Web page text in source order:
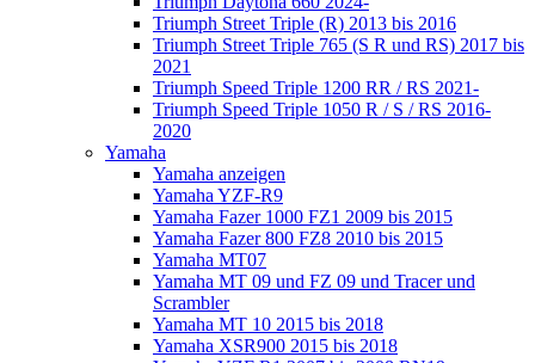
Triumph Street Triple (R) 2013 bis 2016
Triumph Street Triple 765 (S R und RS) 2017 bis
2021
Triumph Speed Triple 1200 RR / RS 2021-
Triumph Speed Triple 1050 R / S / RS 2016-
2020
Yamaha
Yamaha anzeigen
Yamaha YZF-R9
Yamaha Fazer 1000 FZ1 2009 bis 2015
Yamaha Fazer 800 FZ8 2010 bis 2015
Yamaha MT07
Yamaha MT 09 und FZ 09 und Tracer und
Scrambler
Yamaha MT 10 2015 bis 2018
Yamaha XSR900 2015 bis 2018